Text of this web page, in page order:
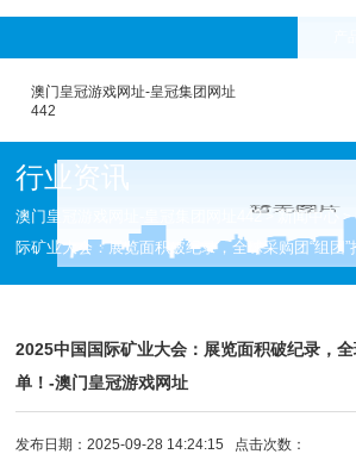
澳门皇冠游戏网址-皇冠集团网址
442
行业资讯
澳门皇冠游戏网址-皇冠集团网址442>新闻中心 >
际矿业大会：展览面积破纪录，全球采购团“组团”
2025中国国际矿业大会：展览面积破纪录，
单！-澳门皇冠游戏网址
发布日期：2025-09-28 14:24:15 点击次数：